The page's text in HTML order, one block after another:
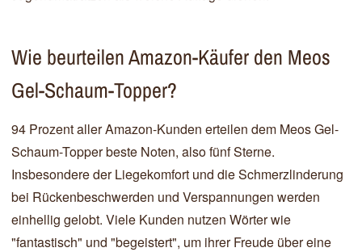
Wie beurteilen Amazon-Käufer den Meos
Gel-Schaum-Topper?
94 Prozent aller Amazon-Kunden erteilen dem Meos Gel-
Schaum-Topper beste Noten, also fünf Sterne.
Insbesondere der Liegekomfort und die Schmerzlinderung
bei Rückenbeschwerden und Verspannungen werden
einhellig gelobt. Viele Kunden nutzen Wörter wie
"fantastisch" und "begeistert", um ihrer Freude über eine